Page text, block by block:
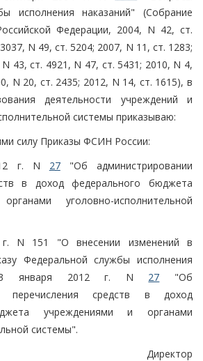
исполнения наказаний" (Собрание
Федерации, 2004, N 42, ст.
N 49, ст. 5204; 2007, N 11, ст. 1283;
43, ст. 4921, N 47, ст. 5431; 2010, N 4,
N 20, ст. 2435; 2012, N 14, ст. 1615), в
деятельности учреждений и
системы приказываю:
силу Приказы ФСИН России:
г. N 27"Об администрировании
в доход федерального бюджета
уголовно-исполнительной
N 151 "О внесении изменений в
Федеральной службы исполнения
января 2012 г. N 27 "Об
перечисления средств в доход
учреждениями и органами
системы".
Директор